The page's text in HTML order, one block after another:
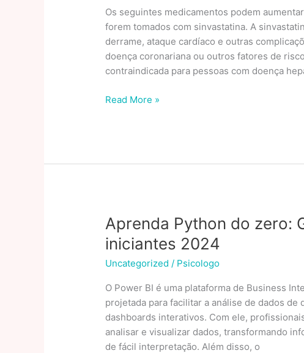
Os seguintes medicamentos podem
forem tomados com sinvastatina. A
derrame, ataque cardíaco e outras
doença coronariana ou outros fatores de
contraindicada para pessoas com doença
Sinvastatina:
Read More »
Aprenda Python do zero:
iniciantes 2024
Uncategorized / Psicologo
O Power BI é uma plataforma de Business
projetada para facilitar a análise de dados
dashboards interativos. Com ele,
analisar e visualizar dados, transformando
de fácil interpretação. Além disso, o